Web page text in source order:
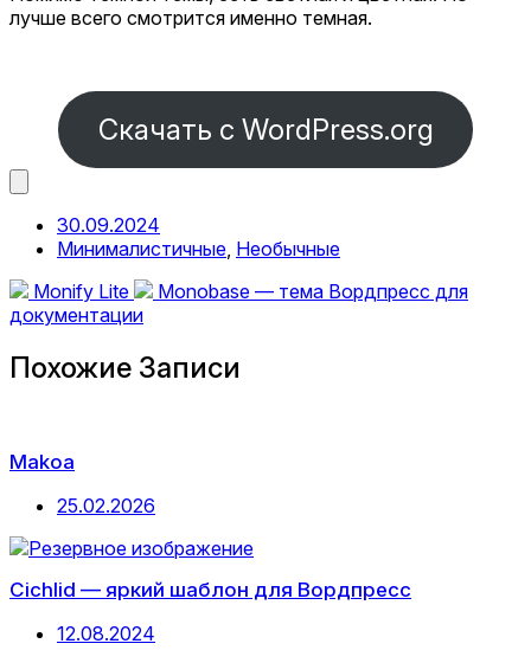
лучше всего смотрится именно темная.
Скачать с WordPress.org
Дата
публикации
30.09.2024
Опубликовано
Минималистичные, Необычные
Предыдущая
запись:
Monify Lite
Следующая
Monobase — тема Вордпресс для
документации
Похожие Записи
Makoa
Дата
25.02.2026
Cichlid — яркий шаблон для Вордпресс
Дата
12.08.2024